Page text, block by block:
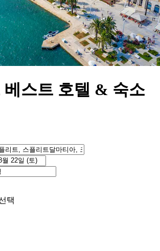
베스트 호텔 & 숙소
택